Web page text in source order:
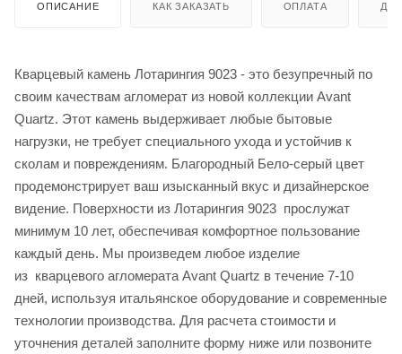
ОПИСАНИЕ КАК ЗАКАЗАТЬ ОПЛАТА
Кварцевый камень Лотарингия 9023 - это безупречный по
своим качествам агломерат из новой коллекции Avant
Quartz. Этот камень выдерживает любые бытовые
нагрузки, не требует специального ухода и устойчив к
сколам и повреждениям. Благородный Бело-серый цвет
продемонстрирует ваш изысканный вкус и дизайнерское
видение. Поверхности из Лотарингия 9023 прослужат
минимум 10 лет, обеспечивая комфортное пользование
каждый день. Мы произведем любое изделие
из кварцевого агломерата Avant Quartz в течение 7-10
дней, используя итальянское оборудование и современные
технологии производства. Для расчета стоимости и
уточнения деталей заполните форму ниже или позвоните